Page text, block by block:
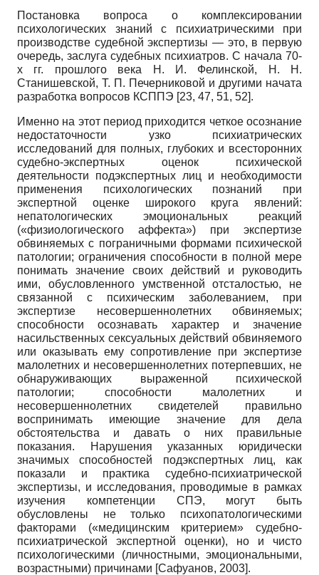
Постановка вопроса о комплексировании
психологических знаний с психиатрическими при
производстве судебной экспертизы — это, в первую
очередь, заслуга судебных психиатров. С начала 70-
х гг. прошлого века Н. И. Фелинской, Н. Н.
Станишевской, Т. П. Печерниковой и другими начата
разработка вопросов КСППЭ [23, 47, 51, 52].
Именно на этот период приходится четкое осознание
недостаточности узко психиатрических
исследований для полных, глубоких и всесторонних
судебно-экспертных оценок психической
деятельности подэкспертных лиц и необходимости
применения психологических познаний при
экспертной оценке широкого круга явлений:
непатологических эмоциональных реакций
(«физиологического аффекта») при экспертизе
обвиняемых с пограничными формами психической
патологии; ограничения способности в полной мере
понимать значение своих действий и руководить
ими, обусловленного умственной отсталостью, не
связанной с психическим заболеванием, при
экспертизе несовершеннолетних обвиняемых;
способности осознавать характер и значение
насильственных сексуальных действий обвиняемого
или оказывать ему сопротивление при экспертизе
малолетних и несовершеннолетних потерпевших, не
обнаруживающих выраженной психической
патологии; способности малолетних и
несовершеннолетних свидетелей правильно
воспринимать имеющие значение для дела
обстоятельства и давать о них правильные
показания. Нарушения указанных юридически
значимых способностей подэкспертных лиц, как
показали и практика судебно-психиатрической
экспертизы, и исследования, проводимые в рамках
изучения компетенции СПЭ, могут быть
обусловлены не только психопатологическими
факторами («медицинским критерием» судебно-
психиатрической экспертной оценки), но и чисто
психологическими (личностными, эмоциональными,
возрастными) причинами [Сафуанов, 2003].